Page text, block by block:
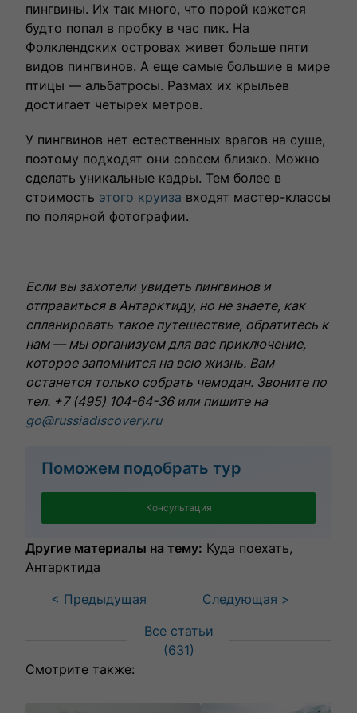
пингвины. Их так много, что порой кажется
будто попал в пробку в час пик. На
Фолклендских островах живет больше пяти
видов пингвинов. А еще самые большие в мире
птицы — альбатросы. Размах их крыльев
достигает четырех метров.
У пингвинов нет естественных врагов на суше,
поэтому подходят они совсем близко. Можно
сделать уникальные кадры. Тем более в
стоимость этого круиза входят мастер-классы
по полярной фотографии.
Если вы захотели увидеть пингвинов и
отправиться в Антарктиду, но не знаете, как
спланировать такое путешествие, обратитесь к
нам — мы организуем для вас приключение,
которое запомнится на всю жизнь. Вам
останется только собрать чемодан. Звоните по
тел. +7 (495) 104-64-36 или пишите на
go@russiadiscovery.ru
Поможем подобрать тур
Консультация
Другие материалы на тему: Куда поехать
Антарктида
< Предыдущая
Следующая >
Все статьи
(631)
Смотрите также: